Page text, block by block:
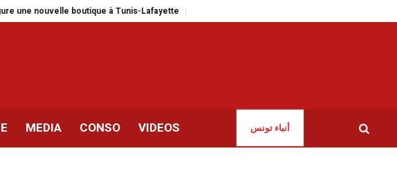
nouvelle boutique à Tunis-Lafayette Des Tunisiens à l’étranger dénoncent «la dégradation
MEDIA CONSO VIDEOS أنباء تونس